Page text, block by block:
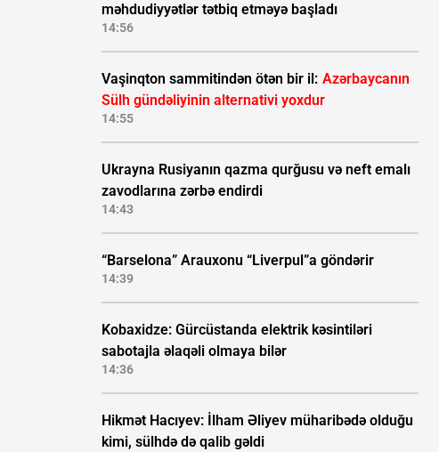
məhdudiyyətlər tətbiq etməyə başladı
14:56
Vaşinqton sammitindən ötən bir il: Azərbaycanın
Sülh gündəliyinin alternativi yoxdur
14:55
Ukrayna Rusiyanın qazma qurğusu və neft emalı
zavodlarına zərbə endirdi
14:43
“Barselona” Arauxonu “Liverpul”a göndərir
14:39
Kobaxidze: Gürcüstanda elektrik kəsintiləri
sabotajla əlaqəli olmaya bilər
14:36
Hikmət Hacıyev: İlham Əliyev müharibədə olduğu
kimi, sülhdə də qalib gəldi